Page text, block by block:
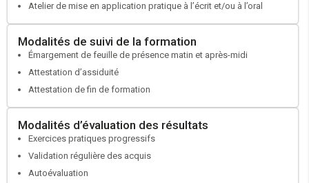
Atelier de mise en application pratique à l’écrit et/ou à l’oral
Modalités de suivi de la formation
Émargement de feuille de présence matin et après-midi
Attestation d’assiduité
Attestation de fin de formation
Modalités d’évaluation des résultats
Exercices pratiques progressifs
Validation régulière des acquis
Autoévaluation